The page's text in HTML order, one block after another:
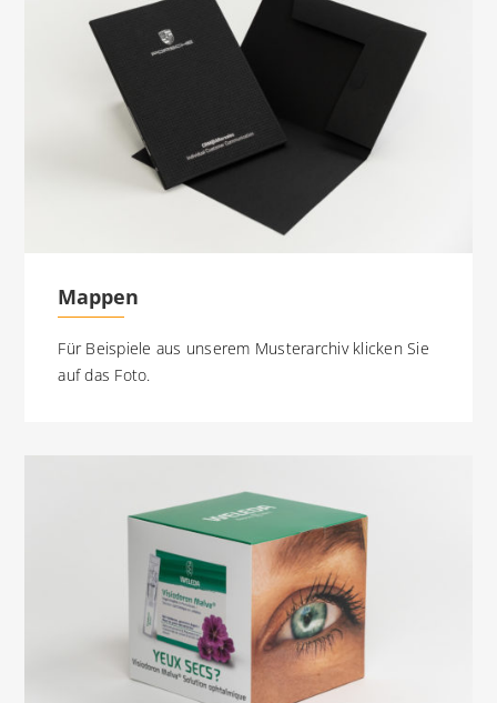
Mappen
Für Beispiele aus unserem Musterarchiv klicken Sie
auf das Foto.